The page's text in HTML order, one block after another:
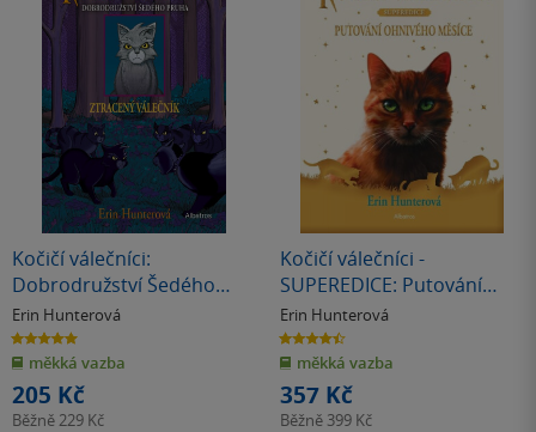
Kočičí válečníci:
Dobrodružství Šedého
pruha (1) - Ztracený
válečník
Erin Hunterová
5.0
z
5
hvězdiček
měkká vazba
205 Kč
Běžně229 Kč
Kočičí válečníci -
SUPEREDICE: Putování
Ohnivého měsíce
Erin Hunterová
4.5
z
5
hvězdiček
měkká vazba
357 Kč
Běžně 399 Kč